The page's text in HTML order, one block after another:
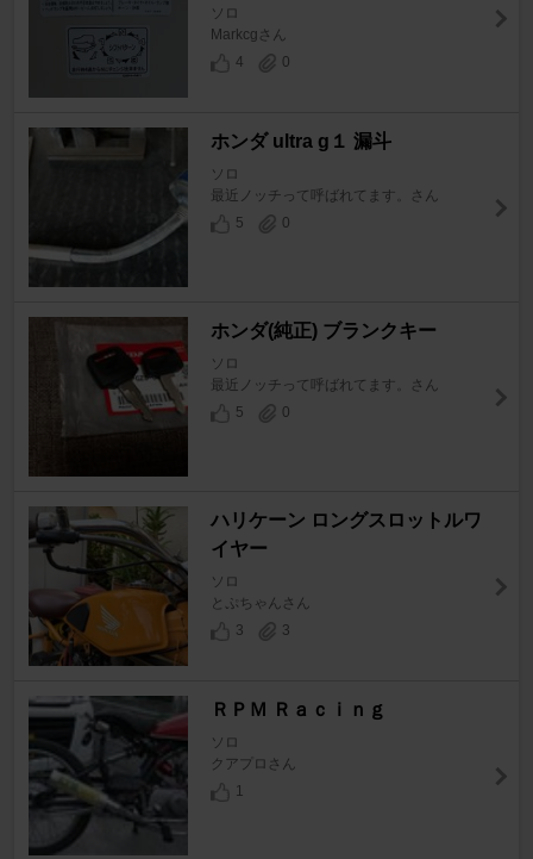
ソロ
Markcgさん
4
0
ホンダ ultra g１ 漏斗
ソロ
最近ノッチって呼ばれてます。さん
5
0
ホンダ(純正) ブランクキー
ソロ
最近ノッチって呼ばれてます。さん
5
0
ハリケーン ロングスロットルワ
イヤー
ソロ
とぷちゃんさん
3
3
ＲＰＭ Ｒａｃｉｎｇ
ソロ
クアプロさん
1